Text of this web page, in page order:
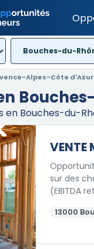
Bouches-du-
Alpes-Côte d'Azur
Bouches-du-
sur des
(EBITDA
13000